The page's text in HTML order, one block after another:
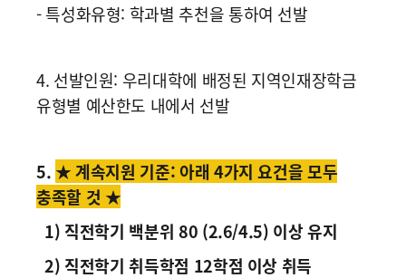
- 특성화유형: 학과별 추천을 통하여 선발
4. 선발인원: 우리대학에 배정된 지역인재장학금
유형별 예산한도 내에서 선발
5. ★ 계속지원 기준: 아래 4가지 요건을 모두
충족할 것 ★
1) 직전학기 백분위 80 (2.6/4.5) 이상 유지
2) 직전학기 취득학점 12학점 이상 취득